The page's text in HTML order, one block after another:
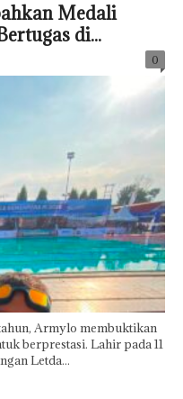
Medali
di...
0
Armylo membuktikan
berprestasi. Lahir pada 11
Letda...